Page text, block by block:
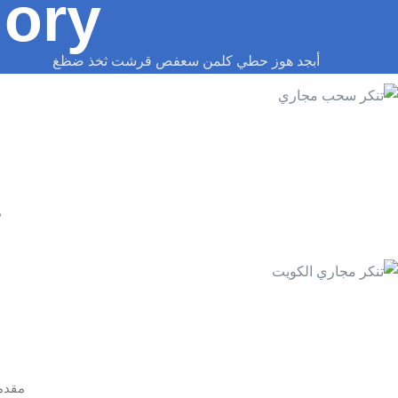
أبجد هوز حطي كلمن سعفص قرشت ثخذ ضظغ